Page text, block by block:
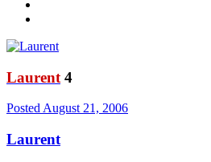
Laurent 4
Posted August 21, 2006
Laurent